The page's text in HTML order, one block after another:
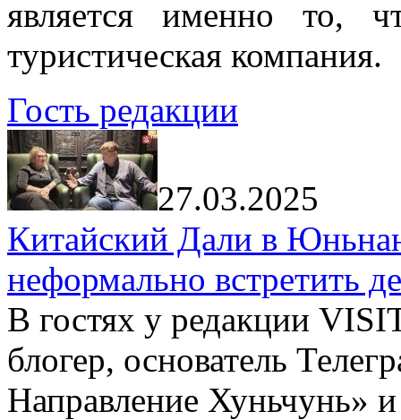
является именно то,
туристическая компания.
Гость редакции
27.03.2025
Китайский Дали в
неформально встретить
В гостях у редакции
блогер, основатель
Направление Хуньчунь»